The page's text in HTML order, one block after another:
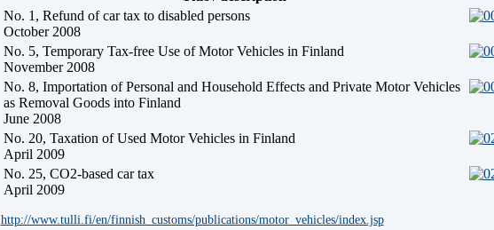
No. 1, Refund of car tax to disabled persons
October 2008
No. 5, Temporary Tax-free Use of Motor Vehicles in Finland
November 2008
No. 8, Importation of Personal and Household Effects and Private Motor Vehicles
as Removal Goods into Finland
June 2008
No. 20, Taxation of Used Motor Vehicles in Finland
April 2009
No. 25, CO2-based car tax
April 2009
http://www.tulli.fi/en/finnish_customs/publications/motor_vehicles/index.jsp